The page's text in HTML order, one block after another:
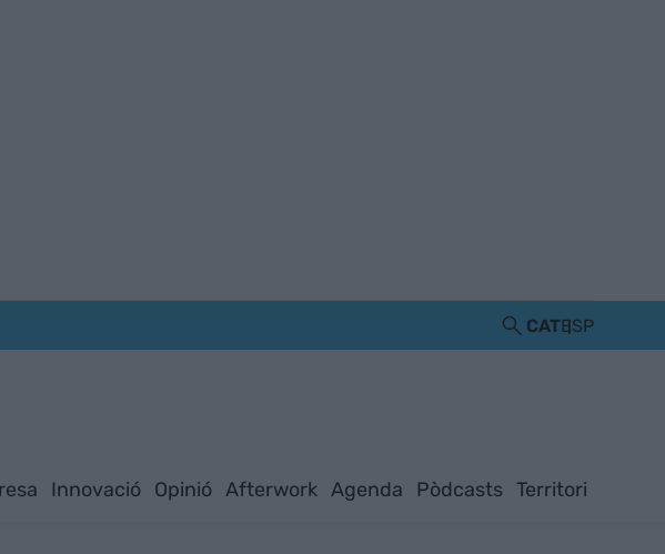
CATESP
Innovació Opinió Afterwork Agenda Pòdcasts Territori